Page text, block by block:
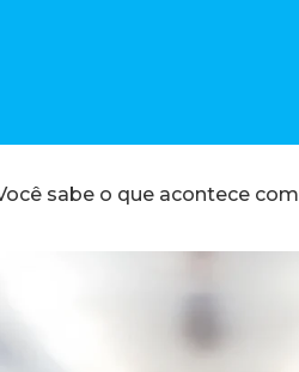
sabe o que acontece